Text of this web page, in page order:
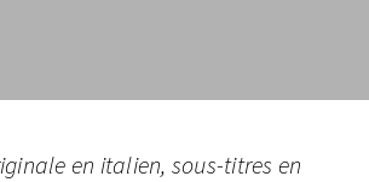
en italien, sous-titres en